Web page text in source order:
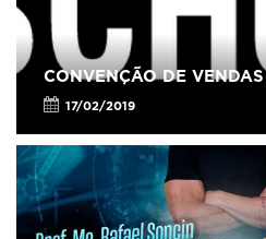
CONVENÇÃO DE
17/02/2019